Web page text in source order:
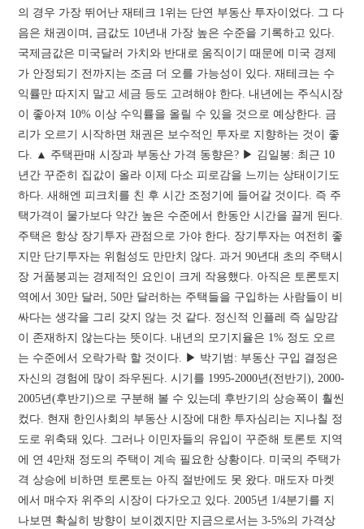
의 경우 가장 뛰어난 재테크 1위는 단연 부동산 투자이었다. 그 다
음은 채권이며, 금값도 10년내 가장 높은 수준을 기록하고 있다.
국제금값은 미국달러 가치와 반대로 움직이기 때문에 미국 경제
가 안정되기 전까지는 조금 더 오를 가능성이 있다. 재테크는 수
익률만 따지지 말고 세금 등도 고려해야 한다. 내년에는 주식시장
이 좋아져 10% 이상 수익률을 올릴 수 있을 것으로 예상한다. 금
리가 오르기 시작하면 채권은 보수적인 투자로 지향하는 것이 좋
다. ▲ 주택판매 시장과 부동산 가격 동향은? ▶ 김일봉: 최근 10
년간 꾸준히 집값이 올라 이제 다소 피로감을 느끼는 상태이기도
하다. 새해엔 피크치를 친 후 시간 조정기에 들어갈 것이다. 즉 주
택가격이 물가보다 약간 높은 수준에서 한동안 시간을 끌게 된다.
주택은 항상 장기투자 관점으로 가야 한다. 장기투자는 여전히 좋
지만 단기투자는 위험성도 만만치 않다. 과거 90년대 초의 주택시
장 거품붕괴는 경제적인 요인이 크게 작용했다. 아직은 토론토지
역에서 30만 달러, 50만 달러하는 주택들을 구입하는 사람들이 비
싸다는 생각을 그리 갖지 않는 것 같다. 정신적 인플레 즉 실망감
이 존재하지 않는다는 뜻이다. 내년의 모기지율은 1% 정도 오르
는 수준에서 오락가락 할 것이다. ▶ 박기범: 부동산 구입 결정은
자신의 경험에 많이 좌우된다. 시기를 1995-2000년(전반기), 2000-
2005년(후반기)으로 구분해 볼 수 있는데 후반기의 상승폭이 훨씬
컸다. 현재 한인사회의 부동산 시장에 대한 투자심리는 지나칠 정
도로 위축돼 있다. 그러나 이민자들의 유입이 꾸준해 토론토 지역
에 연 4만채 정도의 주택이 계속 필요한 상황이다. 미국의 주택가
격 상승에 비하면 토론토는 아직 절반에도 못 왔다. 매도자 마켓
에서 매수자 위주의 시장이 다가오고 있다. 2005년 1/4분기를 지
나보면 확실히 방향이 보이겠지만 지금으로서는 3-5%의 가격상